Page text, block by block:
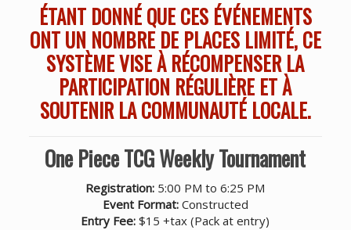
ÉTANT DONNÉ QUE CES ÉVÉNEMENTS
ONT UN NOMBRE DE PLACES LIMITÉ, CE
SYSTÈME VISE À RÉCOMPENSER LA
PARTICIPATION RÉGULIÈRE ET À
SOUTENIR LA COMMUNAUTÉ LOCALE.
One Piece TCG Weekly Tournament
Registration: 5:00 PM to 6:25 PM
Event Format:Constructed
Entry Fee: $15 +tax (Pack at entry)